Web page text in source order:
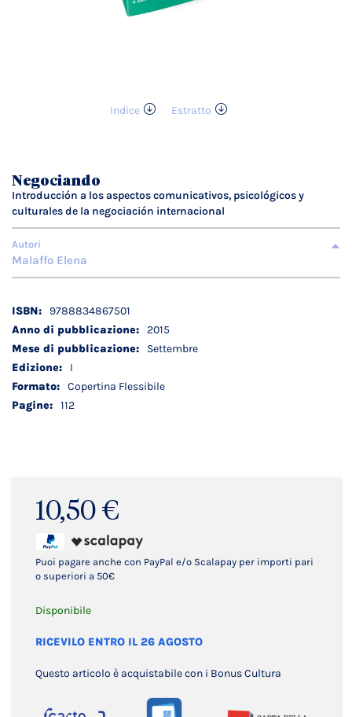
Indice
Estratto
galleria
di
immagini
10,50 €
Puoi pagare anche con PayPal e/o Scalapay per importi pari
o superiori a 50€
Disponibile
RICEVILO ENTRO IL 26 AGOSTO
Questo articolo è acquistabile con i Bonus Cultura
Negociando
Introducción a los aspectos comunicativos, psicológicos y
culturales de la negociación internacional
Autori
Malaffo Elena
Dettagli
tecnici
9788834867501
2015
Settembre
I
Copertina Flessibile
112